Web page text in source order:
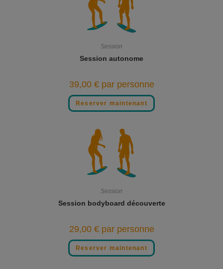
Session
Session autonome
39,00 € par personne
Reserver maintenant
Session
Session bodyboard découverte
29,00 € par personne
Reserver maintenant
Nous vous remercions pour votre
votre compréhension et votre soutien.